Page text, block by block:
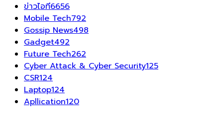
ข่าวไอที6656
Mobile Tech792
Gossip News498
Gadget492
Future Tech262
Cyber Attack & Cyber Security125
CSR124
Laptop124
Apllication120